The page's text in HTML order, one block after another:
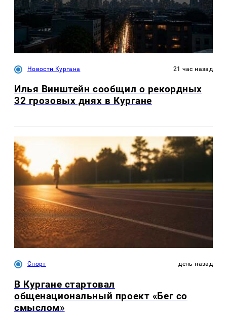
Новости Кургана 21 час назад
Илья Винштейн сообщил о рекордных
32 грозовых днях в Кургане
Спорт день назад
В Кургане стартовал
общенациональный проект «Бег со
смыслом»